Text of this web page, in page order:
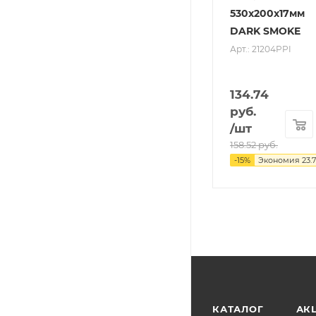
530x200x17мм
DARK SMOKE
Арт.: 21204PPI
134.74
руб.
/шт
158.52руб.
-15% Экономия
КАТАЛОГ